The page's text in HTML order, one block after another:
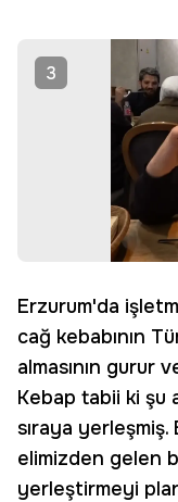
3
Erzurum'da
cağ kebabının
almasının gurur
Kebap tabii ki şu
sıraya yerleşmiş.
elimizden gelen
yerleştirmeyi